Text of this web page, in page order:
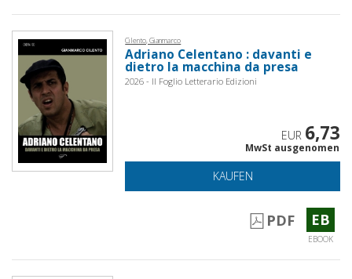
Cilento, Gianmarco
Adriano Celentano : davanti e
dietro la macchina da presa
2026 - Il Foglio Letterario Edizioni
EUR 6,73
MwSt ausgenomen
KAUFEN
PDF EB
EBOOK